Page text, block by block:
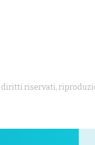
diritti riservati,